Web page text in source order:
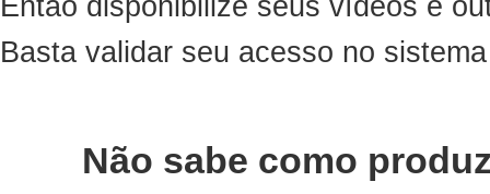
Basta validar seu acesso no
Não sabe como